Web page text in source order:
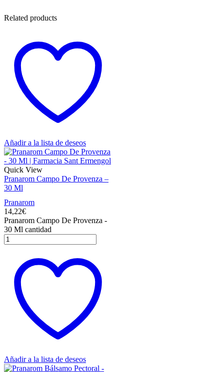
Related products
Añadir a la lista de deseos
Quick View
Pranarom Campo De Provenza –
30 Ml
Pranarom
14,22€
Pranarom Campo De Provenza -
30 Ml cantidad
Añadir a la lista de deseos